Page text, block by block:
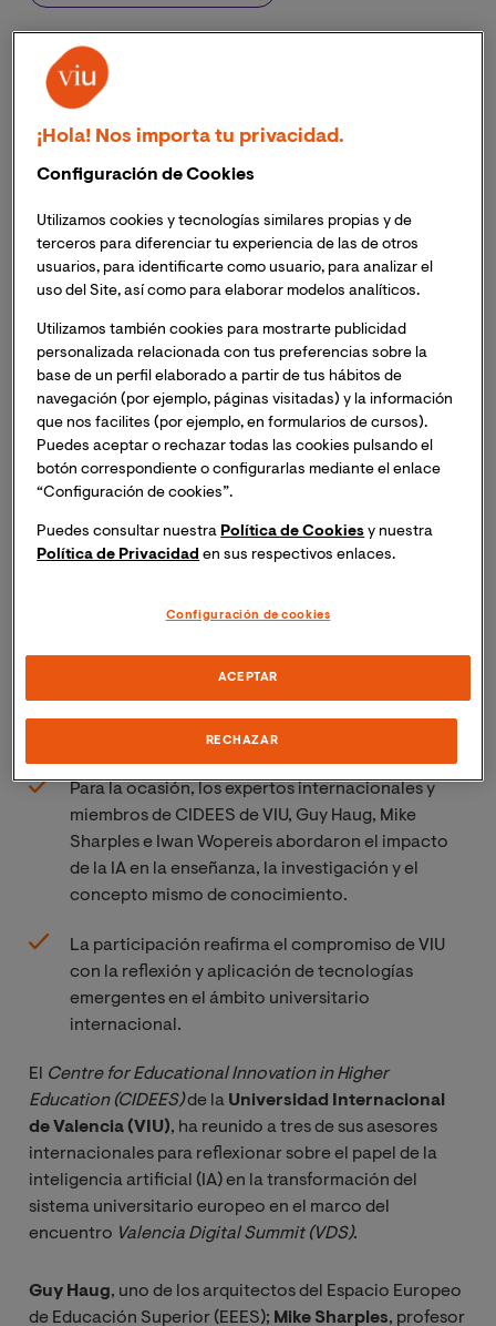
El Centre for Educational Innovation in Higher
Education (CIDEES) de VIU, representado por tres
Valencia Digital Summit (VDS)
Para la ocasión, los expertos internacionales y
miembros de CIDEES de VIU, Guy Haug, Mike
Sharples e Iwan Wopereis abordaron el impacto
de la IA en la enseñanza, la investigación y el
concepto mismo de conocimiento.
La participación reafirma el compromiso de VIU
con la reflexión y aplicación de tecnologías
emergentes en el ámbito universitario
internacional.
El
Centre for Educational Innovation in Higher
Education (CIDEES)de la Universidad Internacional
de Valencia (VIU), ha reunido a tres de sus asesores
internacionales para reflexionar sobre el papel de la
inteligencia artificial (IA) en la transformación del
sistema universitario europeo en el marco del
encuentro Valencia Digital Summit (VDS).
Guy Haug, uno de los arquitectos del Espacio Europeo
de Educación Superior (EEES); Mike Sharples, profesor
¡Hola! Nos importa tu privacidad.
Configuración de Cookies
Utilizamos cookies y tecnologías similares propias y de
terceros para diferenciar tu experiencia de las de otros
usuarios, para identificarte como usuario, para analizar el
uso del Site, así como para elaborar modelos analíticos.
Utilizamos también cookies para mostrarte publicidad
personalizada relacionada con tus preferencias sobre la
base de un perfil elaborado a partir de tus hábitos de
navegación (por ejemplo, páginas visitadas) y la información
que nos facilites (por ejemplo, en formularios de cursos).
Puedes aceptar o rechazar todas las cookies pulsando el
botón correspondiente o configurarlas mediante el enlace
“Configuración de cookies”.
Puedes consultar nuestra Política de Cookies y nuestra
Política de Privacidad en sus respectivos enlaces.
Configuración de cookies
RECHAZAR
ACEPTAR